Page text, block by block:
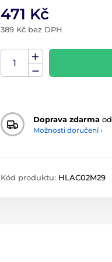
471 Kč
389 Kč bez DPH
Doprava zdarma od
Možnosti doručení ›
Kód produktu: HLAC02M29